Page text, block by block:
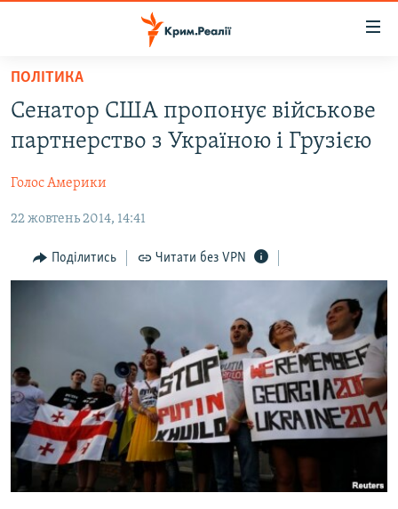
Перейти
основного
матеріалу
Перейти
до
навігації
Перейти
ВОДА.КРИМ
ВІДЕО ТА ФОТО
ПОЛІТИКА
БЛОГИ
ПОГЛЯД
ДЕПОРТАЦІЯ
ВІДЕОУРОКИ «ELIFBE»
СВІДЧЕННЯ ОКУПАЦІЇ
УКРАЇНСЬКА ПРОБЛЕМА КРИМУ
ЯК ОБІЙТИ БЛОКУВАННЯ
Русский
Qırımtatar
ПОЛІТИКА
Сенатор США пропонує військове
партнерство з Україною і Грузією
Голос Америки
22 жовтень 2014, 14:41
Поділитись Читати без VPN